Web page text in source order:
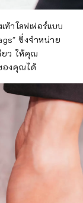
าโลฟเฟอร์แบบ
ซึ่งจำหน่าย
ยว ให้คุณ
องคุณได้